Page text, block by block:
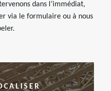
dans l’immédiat,
via le formulaire ou à nous